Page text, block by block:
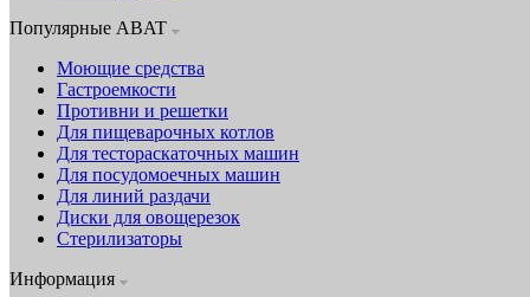
Популярные ABAT
Моющие средства
Гастроемкости
Противни и решетки
Для пищеварочных котлов
Для тестораскаточных машин
Для посудомоечных машин
Для линий раздачи
Диски для овощерезок
Стерилизаторы
Информация